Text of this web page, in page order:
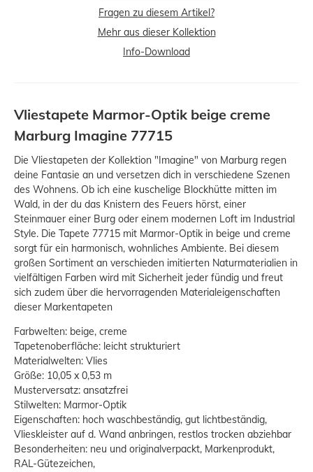
Fragen zu diesem Artikel?
Mehr aus dieser Kollektion
Info-Download
Vliestapete Marmor-Optik beige creme
Marburg Imagine 77715
Die Vliestapeten der Kollektion "Imagine" von Marburg regen
deine Fantasie an und versetzen dich in verschiedene Szenen
des Wohnens. Ob ich eine kuschelige Blockhütte mitten im
Wald, in der du das Knistern des Feuers hörst, einer
Steinmauer einer Burg oder einem modernen Loft im Industrial
Style. Die Tapete 77715 mit Marmor-Optik in beige und creme
sorgt für ein harmonisch, wohnliches Ambiente. Bei diesem
großen Sortiment an verschieden imitierten Naturmaterialien in
vielfältigen Farben wird mit Sicherheit jeder fündig und freut
sich zudem über die hervorragenden Materialeigenschaften
dieser Markentapeten
Farbwelten: beige, creme
Tapetenoberfläche: leicht strukturiert
Materialwelten: Vlies
Größe: 10,05 x 0,53 m
Musterversatz: ansatzfrei
Stilwelten: Marmor-Optik
Eigenschaften: hoch waschbeständig, gut lichtbeständig,
Vlieskleister auf d. Wand anbringen, restlos trocken abziehbar
Besonderheiten: neu und originalverpackt, Markenprodukt,
RAL-Gütezeichen,